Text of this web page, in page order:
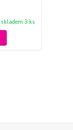
skladem 3 ks